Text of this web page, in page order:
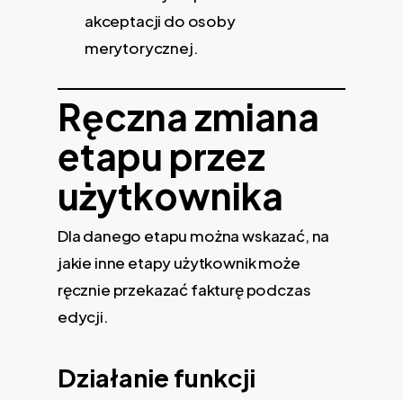
akceptacji do osoby
merytorycznej.
Ręczna zmiana
etapu przez
użytkownika
Dla danego etapu można wskazać, na
jakie inne etapy użytkownik może
ręcznie przekazać fakturę podczas
edycji.
Działanie funkcji